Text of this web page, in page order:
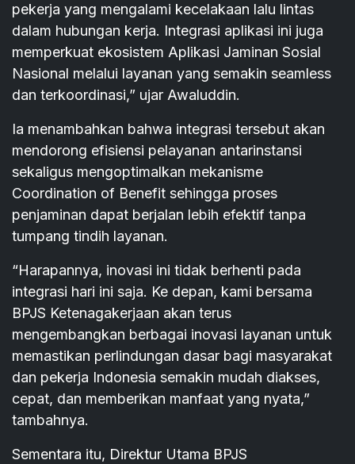
pekerja yang mengalami kecelakaan lalu lintas
dalam hubungan kerja. Integrasi aplikasi ini juga
memperkuat ekosistem Aplikasi Jaminan Sosial
Nasional melalui layanan yang semakin seamless
dan terkoordinasi,” ujar Awaluddin.
Ia menambahkan bahwa integrasi tersebut akan
mendorong efisiensi pelayanan antarinstansi
sekaligus mengoptimalkan mekanisme
Coordination of Benefit sehingga proses
penjaminan dapat berjalan lebih efektif tanpa
tumpang tindih layanan.
“Harapannya, inovasi ini tidak berhenti pada
integrasi hari ini saja. Ke depan, kami bersama
BPJS Ketenagakerjaan akan terus
mengembangkan berbagai inovasi layanan untuk
memastikan perlindungan dasar bagi masyarakat
dan pekerja Indonesia semakin mudah diakses,
cepat, dan memberikan manfaat yang nyata,”
tambahnya.
Sementara itu, Direktur Utama BPJS